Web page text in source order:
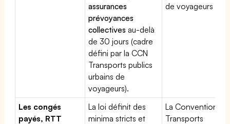
assurances
prévoyances
collectives au-delà
de 30 jours (cadre
défini par la CCN
Transports publics
urbains de
voyageurs).
de voyageurs
Les congés
payés, RTT
La loi définit des
minima stricts et
La Convention
Transports